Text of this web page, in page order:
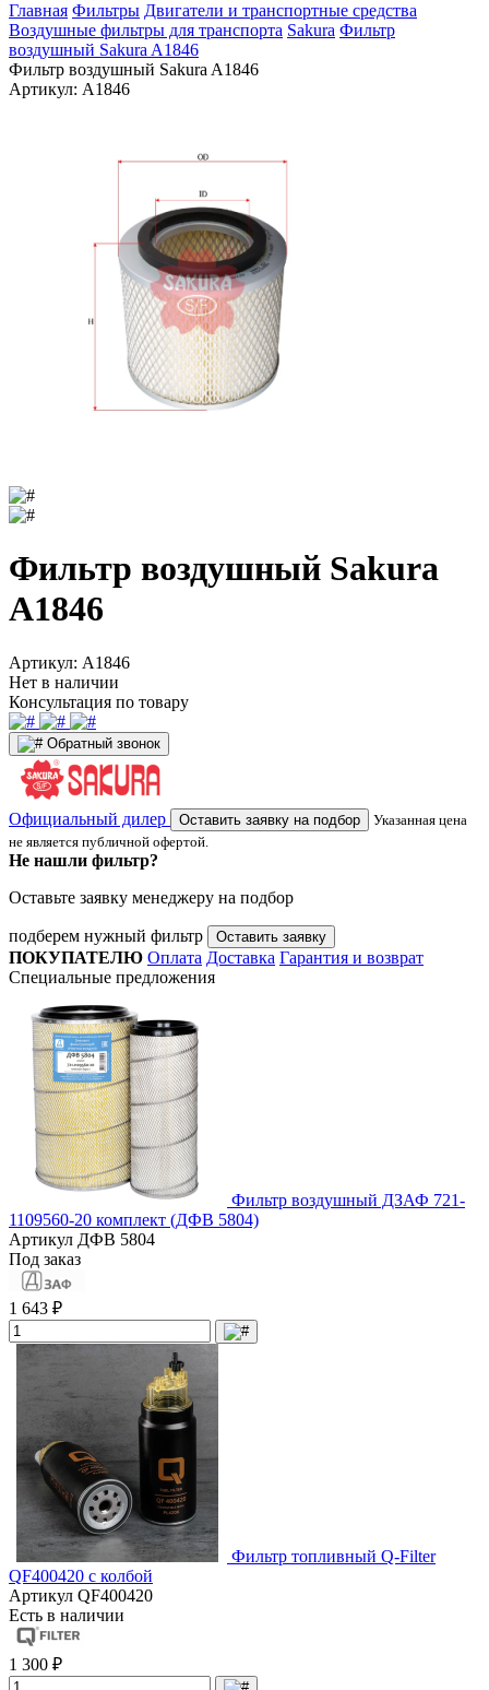
Главная Фильтры Двигатели и транспортные средства
Воздушные фильтры для транспорта Sakura Фильтр
воздушный Sakura A1846
Фильтр воздушный Sakura A1846
Артикул: A1846
Фильтр воздушный Sakura
A1846
Артикул: A1846
Нет в наличии
Консультация по товару
Обратный звонок
Официальный дилер Оставить заявку на подбор
Указанная цена
не является публичной офертой.
Не нашли фильтр?
Оставьте заявку менеджеру на подбор
подберем нужный фильтр Оставить заявку
ПОКУПАТЕЛЮ Оплата Доставка Гарантия и возврат
Специальные предложения
Фильтр воздушный ДЗАФ 721-
1109560-20 комплект (ДФВ 5804)
Артикул ДФВ 5804
Под заказ
1 643 ₽
Фильтр топливный Q-Filter
QF400420 с колбой
Артикул QF400420
Есть в наличии
1 300 ₽